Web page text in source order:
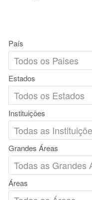
País
Estados
Instituições
Grandes Áreas
Áreas